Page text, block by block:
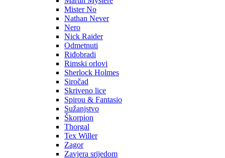
Mister No
Nathan Never
Nero
Nick Raider
Odmetnuti
Riđobradi
Rimski orlovi
Sherlock Holmes
Siročad
Skriveno lice
Spirou & Fantasio
Sužanjstvo
Škorpion
Thorgal
Tex Willer
Zagor
Zavjera srijedom